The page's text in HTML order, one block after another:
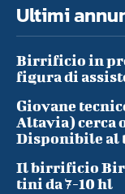
Ultimi
Birrificio in
figura di
Giovane
Altavia) cerca
Disponibile al
Il birrificio
tini da 7-10 hl